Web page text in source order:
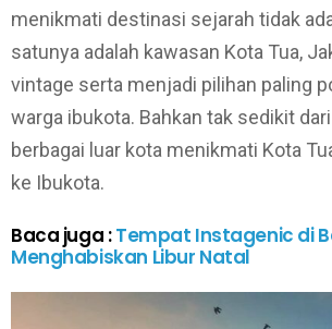
menikmati destinasi sejarah tidak
satunya adalah kawasan Kota Tua,
vintage serta menjadi pilihan paling
warga ibukota. Bahkan tak sedikit
berbagai luar kota menikmati Kota
ke Ibukota.
Baca juga :Tempat Instagenic di
Menghabiskan Libur Natal